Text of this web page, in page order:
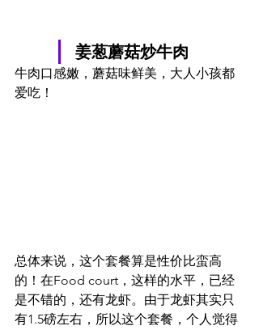
姜葱蘑菇炒牛肉
牛肉口感嫩，蘑菇味鲜美，大人小孩都
爱吃！
总体来说，这个套餐算是性价比蛮高
的！在Food court，这样的水平，已经
是不错的，还有龙虾。由于龙虾其实只
有1.5磅左右，所以这个套餐，个人觉得